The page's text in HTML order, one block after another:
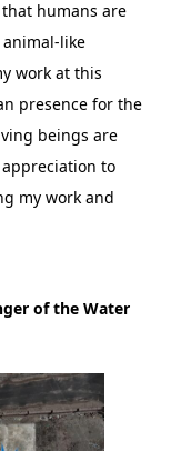
humans are
like
work at this
presence for the
beings are
to
my work and
of the Water